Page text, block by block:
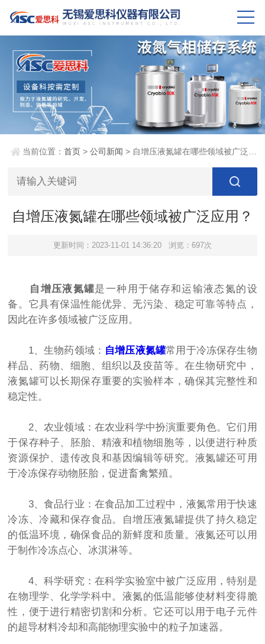
当前位置：首页 >公司新闻 > 自增压液氮罐在哪些领域被广泛应用？
自增压液氮罐在哪些领域被广泛应用？
更新时间：2023-11-01 14:36:20 浏览：697次
自增压液氮罐是一种用于储存和运输液态氮的设
备。它具有保温性能优异、无污染、稳定可靠等特点，
因此在许多领域被广泛应用。
1、生物药领域： 自增压液氮罐常用于冷冻保存生物
样品、药物、细胞、组织以及疫苗等。在生物研究中，
液氮罐可以长期保存重要的实验样本，确保其完整性和
稳定性。
2、农业领域：在农业科学中扮演重要角色。它们用
于保存种子、胚胎、精液和植物细胞等，以便进行种质
资源保护、遗传改良和基因编辑等研究。液氮罐还可用
于冷冻保存动物胚胎，促进畜禽繁殖。
3、食品行业：在食品加工过程中，液氮常用于快速
冷冻、冷藏和保存食品。自增压液氮罐提供了持久稳定
的低温环境，确保食品的新鲜度和质量。液氮还可以用
于制作冷冻点心、冰淇淋等。
4、科学研究：在科学实验室中被广泛应用，特别是
在物理学、化学学科中。液氮的低温能够使材料变得脆
性，便于进行精密切割和分析。它还可以用于电子元件
的超导材料冷却和高能物理实验中的粒子加速器。